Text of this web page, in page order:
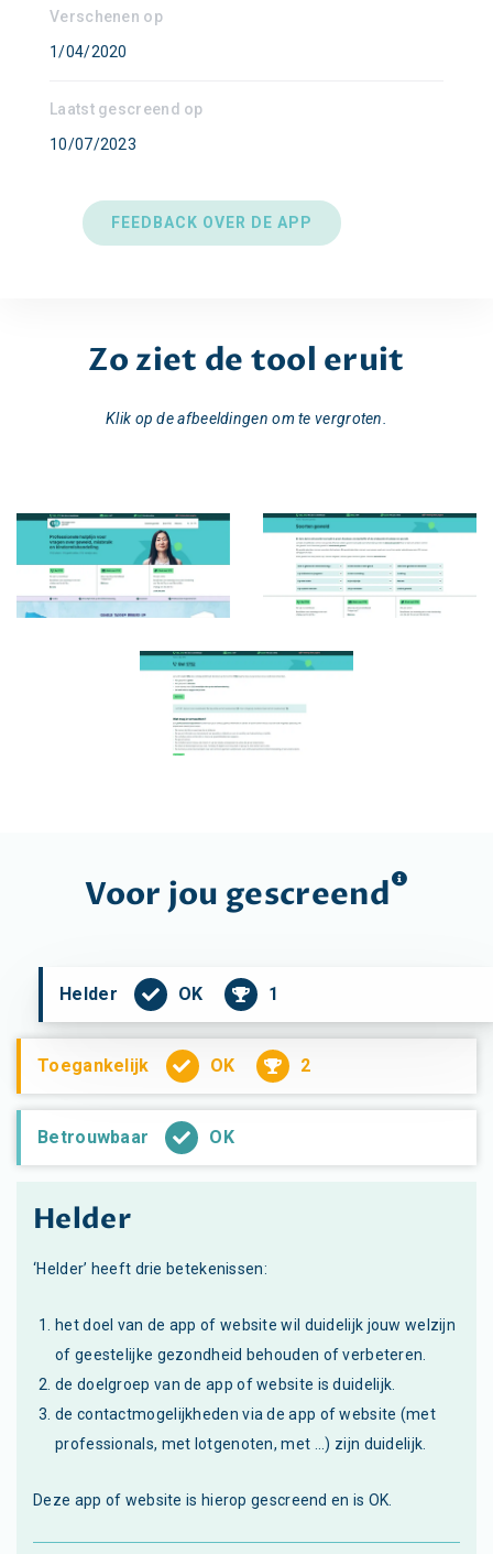
Verschenen op
1/04/2020
Laatst gescreend op
10/07/2023
FEEDBACK OVER DE APP
Zo ziet de tool eruit
Klik op de afbeeldingen om te vergroten.
Voor jou gescreend
Helder OK 1
Toegankelijk OK 2
Betrouwbaar OK
Helder
‘Helder’ heeft drie betekenissen:
het doel van de app of website wil duidelijk jouw welzijn
of geestelijke gezondheid behouden of verbeteren.
de doelgroep van de app of website is duidelijk.
de contactmogelijkheden via de app of website (met
professionals, met lotgenoten, met ...) zijn duidelijk.
Deze app of website is hierop gescreend en is OK.